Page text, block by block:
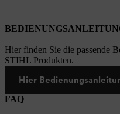
Hier finden Sie die passende
STIHL Produkten.
Hier
FAQ